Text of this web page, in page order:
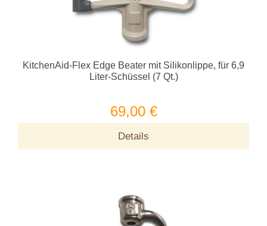
KitchenAid-Flex Edge Beater mit Silikonlippe, für 6,9
Liter-Schüssel (7 Qt.)
69,00 €
Details